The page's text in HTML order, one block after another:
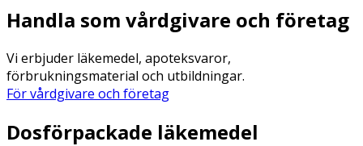
Handla som vårdgivare och företag
Vi erbjuder läkemedel, apoteksvaror,
förbrukningsmaterial och utbildningar.
För vårdgivare och företag
Dosförpackade läkemedel